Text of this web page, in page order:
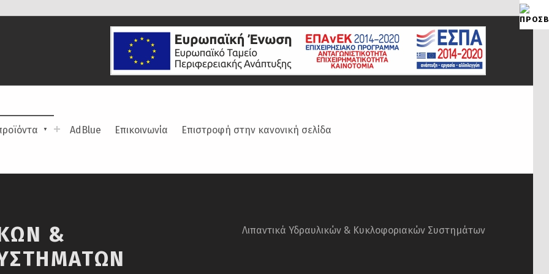
AdBlue Επικοινωνία Επιστροφή στην κανονική σελίδα
&
Λιπαντικά Υδραυλικών & Κυκλοφοριακών Συστημάτων